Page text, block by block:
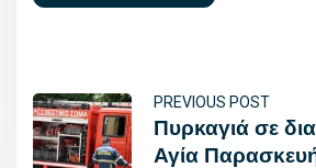
PREVIOUS POST
Πυρκαγιά σε
Αγία